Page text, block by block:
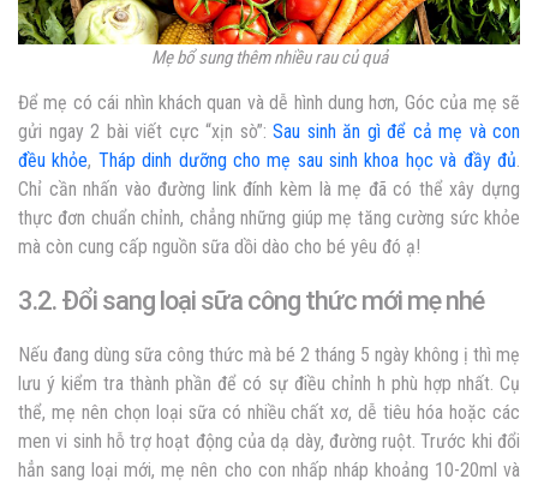
Mẹ bổ sung thêm nhiều rau củ quả
Để mẹ có cái nhìn khách quan và dễ hình dung hơn, Góc của mẹ sẽ
gửi ngay 2 bài viết cực “xịn sò”: Sau sinh ăn gì để cả mẹ và con
đều khỏe, Tháp dinh dưỡng cho mẹ sau sinh khoa học và đầy đủ
Chỉ cần nhấn vào đường link đính kèm là mẹ đã có thể xây dựng
thực đơn chuẩn chỉnh, chẳng những giúp mẹ tăng cường sức khỏe
mà còn cung cấp nguồn sữa dồi dào cho bé yêu đó ạ!
3.2. Đổi sang loại sữa công thức mới mẹ nhé
Nếu đang dùng sữa công thức mà bé 2 tháng 5 ngày không ị thì mẹ
lưu ý kiểm tra thành phần để có sự điều chỉnh h phù hợp nhất. Cụ
thể, mẹ nên chọn loại sữa có nhiều chất xơ, dễ tiêu hóa hoặc các
men vi sinh hỗ trợ hoạt động của dạ dày, đường ruột. Trước khi đổi
hẳn sang loại mới, mẹ nên cho con nhấp nháp khoảng 10-20ml và